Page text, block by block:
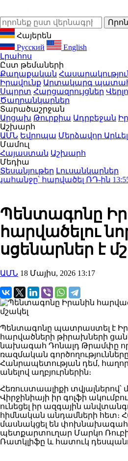
Հայերեն
Русский
English
Լրահոս
Ըստ թեմաների
Քաղաքական
Իրավունք Արտակարգ
Սպորտ Հարցազրույցներ
Ծաղրանկարներ
Տարածաշրջան
Արցախ Թուրքիա Ադրբեջան
Աշխարհ
ԱՄՆ Եվրոպա Մերձավոր
Մամուլ
Հայաստան Աշխարհ
Մեդիա
Տեսանյութեր Լուսանկարներ
հարվածել ՌԴ-ին13:55
Պենտագոնը
հարվածելու
սցենարներ է
ԱՄՆ 18 Մայիս, 2026 13:17
Պենտագոնը պատրաստել է
հարվածների թիրախների
նախագահ Դոնալդ Թրամփը
ռազմական
Հանրապետության դեմ,
անելով աղբյուրներին։
Հեռուստաալիքի տվյալներով՝
Վիրջինիայի իր գոլֆի
ունեցել իր ազգային
հիմնական անդամների հետ։
մասնակցել են փոխնախագահ
պետքարտուղար Մարկո
Ռատկլիֆը և հատուկ